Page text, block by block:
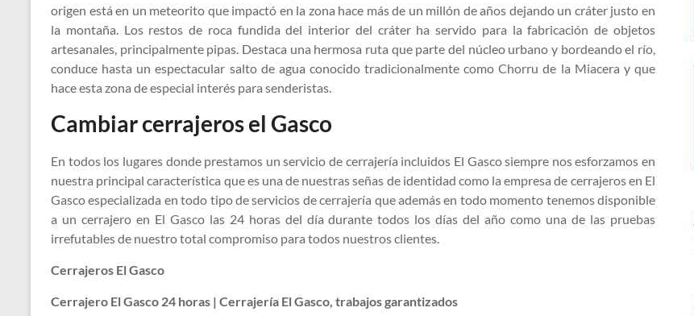
origen está en un meteorito que impactó en la zona hace más de un millón de años dejando un cráter justo en
la montaña. Los restos de roca fundida del interior del cráter ha servido para la fabricación de objetos
artesanales, principalmente pipas. Destaca una hermosa ruta que parte del núcleo urbano y bordeando el río,
conduce hasta un espectacular salto de agua conocido tradicionalmente como Chorru de la Miacera y que
hace esta zona de especial interés para senderistas.
Cambiar cerrajeros el Gasco
En todos los lugares donde prestamos un servicio de cerrajería incluidos El Gasco siempre nos esforzamos en
nuestra principal característica que es una de nuestras señas de identidad como la empresa de cerrajeros en El
Gasco especializada en todo tipo de servicios de cerrajería que además en todo momento tenemos disponible
a un cerrajero en El Gasco las 24 horas del día durante todos los días del año como una de las pruebas
irrefutables de nuestro total compromiso para todos nuestros clientes.
Cerrajeros El Gasco
Cerrajero El Gasco 24 horas | Cerrajería El Gasco, trabajos garantizados